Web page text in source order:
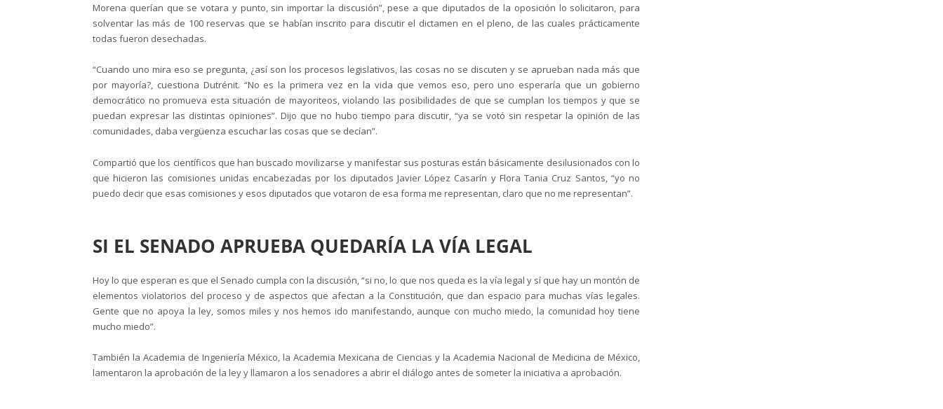
Morena querían que se votara y punto, sin importar la discusión”, pese a que diputados de la oposición lo solicitaron, para
solventar las más de 100 reservas que se habían inscrito para discutir el dictamen en el pleno, de las cuales prácticamente
todas fueron desechadas.
“Cuando uno mira eso se pregunta, ¿así son los procesos legislativos, las cosas no se discuten y se aprueban nada más que
por mayoría?, cuestiona Dutrénit. “No es la primera vez en la vida que vemos eso, pero uno esperaría que un gobierno
democrático no promueva esta situación de mayoriteos, violando las posibilidades de que se cumplan los tiempos y que se
puedan expresar las distintas opiniones”. Dijo que no hubo tiempo para discutir, “ya se votó sin respetar la opinión de las
comunidades, daba vergüenza escuchar las cosas que se decían”.
Compartió que los científicos que han buscado movilizarse y manifestar sus posturas están básicamente desilusionados con lo
que hicieron las comisiones unidas encabezadas por los diputados Javier López Casarín y Flora Tania Cruz Santos, “yo no
puedo decir que esas comisiones y esos diputados que votaron de esa forma me representan, claro que no me representan”.
SI EL SENADO APRUEBA QUEDARÍA LA VÍA LEGAL
Hoy lo que esperan es que el Senado cumpla con la discusión, “si no, lo que nos queda es la vía legal y sí que hay un montón de
elementos violatorios del proceso y de aspectos que afectan a la Constitución, que dan espacio para muchas vías legales.
Gente que no apoya la ley, somos miles y nos hemos ido manifestando, aunque con mucho miedo, la comunidad hoy tiene
mucho miedo”.
También la Academia de Ingeniería México, la Academia Mexicana de Ciencias y la Academia Nacional de Medicina de México,
lamentaron la aprobación de la ley y llamaron a los senadores a abrir el diálogo antes de someter la iniciativa a aprobación.